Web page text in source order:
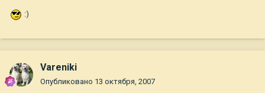
:)
Vareniki
Опубликовано 13 октября, 2007